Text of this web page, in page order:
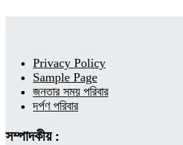
Privacy Policy
Sample Page
জনতার সময় পরিবার
দর্পণ পরিবার
সম্পাদকীয় :